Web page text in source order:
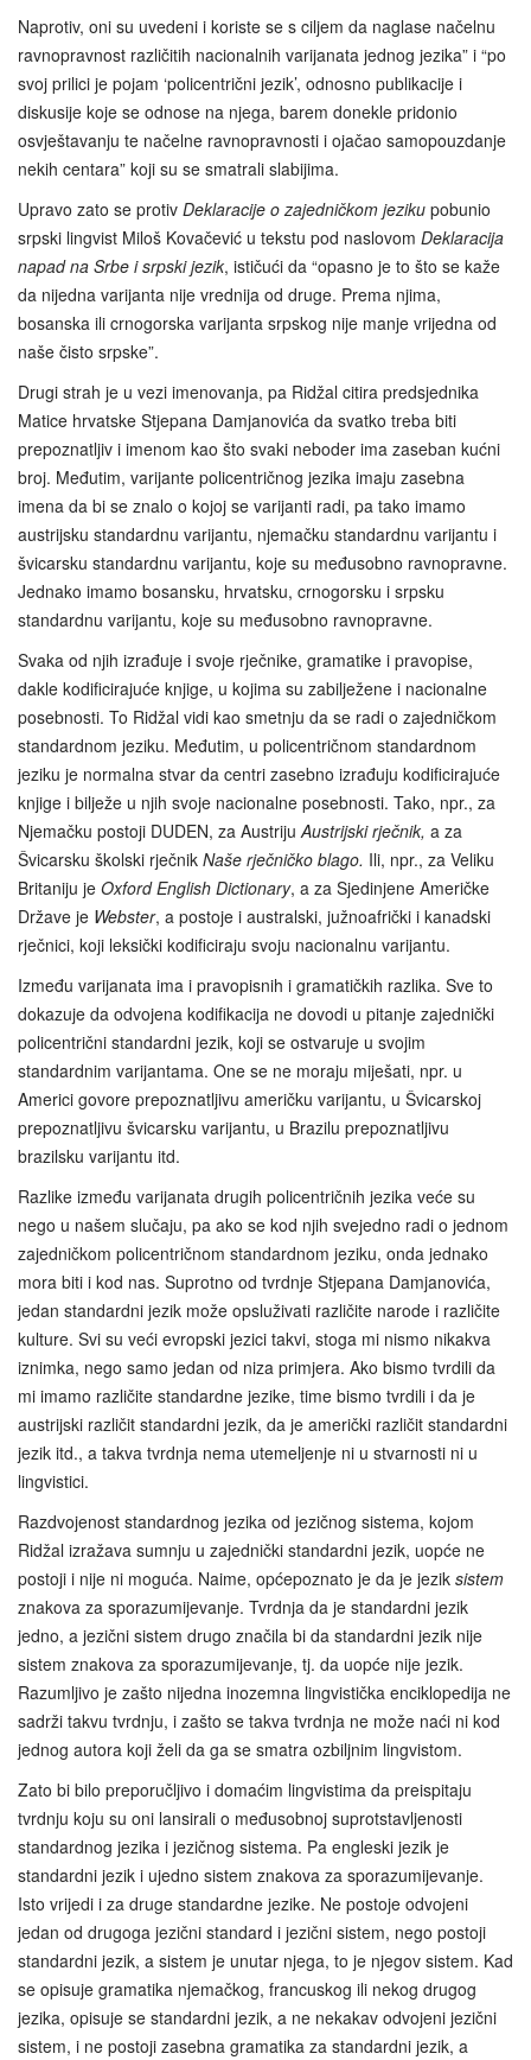
Naprotiv, oni su uvedeni i koriste se s ciljem da naglase načelnu
ravnopravnost različitih nacionalnih varijanata jednog jezika” i “po
svoj prilici je pojam ‘policentrični jezik’, odnosno publikacije i
diskusije koje se odnose na njega, barem donekle pridonio
osvještavanju te načelne ravnopravnosti i ojačao samopouzdanje
nekih centara” koji su se smatrali slabijima.
Upravo zato se protiv Deklaracije o zajedničkom jeziku pobunio
srpski lingvist Miloš Kovačević u tekstu pod naslovom Deklaracija
napad na Srbe i srpski jezik, ističući da “opasno je to što se kaže
da nijedna varijanta nije vrednija od druge. Prema njima,
bosanska ili crnogorska varijanta srpskog nije manje vrijedna od
naše čisto srpske”.
Drugi strah je u vezi imenovanja, pa Ridžal citira predsjednika
Matice hrvatske Stjepana Damjanovića da svatko treba biti
prepoznatljiv i imenom kao što svaki neboder ima zaseban kućni
broj. Međutim, varijante policentričnog jezika imaju zasebna
imena da bi se znalo o kojoj se varijanti radi, pa tako imamo
austrijsku standardnu varijantu, njemačku standardnu varijantu i
švicarsku standardnu varijantu, koje su međusobno ravnopravne.
Jednako imamo bosansku, hrvatsku, crnogorsku i srpsku
standardnu varijantu, koje su međusobno ravnopravne.
Svaka od njih izrađuje i svoje rječnike, gramatike i pravopise,
dakle kodificirajuće knjige, u kojima su zabilježene i nacionalne
posebnosti. To Ridžal vidi kao smetnju da se radi o zajedničkom
standardnom jeziku. Međutim, u policentričnom standardnom
jeziku je normalna stvar da centri zasebno izrađuju kodificirajuće
knjige i bilježe u njih svoje nacionalne posebnosti. Tako, npr., za
Njemačku postoji DUDEN, za AustrijuAustrijski rječnik, a za
Švicarsku školski rječnik Naše rječničko blago. Ili, npr., za Veliku
Britaniju je Oxford English Dictionary, a za Sjedinjene Američke
Države je Webster, a postoje i australski, južnoafrički i kanadski
rječnici, koji leksički kodificiraju svoju nacionalnu varijantu.
Između varijanata ima i pravopisnih i gramatičkih razlika. Sve to
dokazuje da odvojena kodifikacija ne dovodi u pitanje zajednički
policentrični standardni jezik, koji se ostvaruje u svojim
standardnim varijantama. One se ne moraju miješati, npr. u
Americi govore prepoznatljivu američku varijantu, u Švicarskoj
prepoznatljivu švicarsku varijantu, u Brazilu prepoznatljivu
brazilsku varijantu itd.
Razlike između varijanata drugih policentričnih jezika veće su
nego u našem slučaju, pa ako se kod njih svejedno radi o jednom
zajedničkom policentričnom standardnom jeziku, onda jednako
mora biti i kod nas. Suprotno od tvrdnje Stjepana Damjanovića,
jedan standardni jezik može opsluživati različite narode i različite
kulture. Svi su veći evropski jezici takvi, stoga mi nismo nikakva
iznimka, nego samo jedan od niza primjera. Ako bismo tvrdili da
mi imamo različite standardne jezike, time bismo tvrdili i da je
austrijski različit standardni jezik, da je američki različit standardni
jezik itd., a takva tvrdnja nema utemeljenje ni u stvarnosti ni u
lingvistici.
Razdvojenost standardnog jezika od jezičnog sistema, kojom
Ridžal izražava sumnju u zajednički standardni jezik, uopće ne
postoji i nije ni moguća. Naime, općepoznato je da je jezik sistem
znakova za sporazumijevanje. Tvrdnja da je standardni jezik
jedno, a jezični sistem drugo značila bi da standardni jezik nije
sistem znakova za sporazumijevanje, tj. da uopće nije jezik.
Razumljivo je zašto nijedna inozemna lingvistička enciklopedija ne
sadrži takvu tvrdnju, i zašto se takva tvrdnja ne može naći ni kod
jednog autora koji želi da ga se smatra ozbiljnim lingvistom.
Zato bi bilo preporučljivo i domaćim lingvistima da preispitaju
tvrdnju koju su oni lansirali o međusobnoj suprotstavljenosti
standardnog jezika i jezičnog sistema. Pa engleski jezik je
standardni jezik i ujedno sistem znakova za sporazumijevanje.
Isto vrijedi i za druge standardne jezike. Ne postoje odvojeni
jedan od drugoga jezični standard i jezični sistem, nego postoji
standardni jezik, a sistem je unutar njega, to je njegov sistem. Kad
se opisuje gramatika njemačkog, francuskog ili nekog drugog
jezika, opisuje se standardni jezik, a ne nekakav odvojeni jezični
sistem, i ne postoji zasebna gramatika za standardni jezik, a